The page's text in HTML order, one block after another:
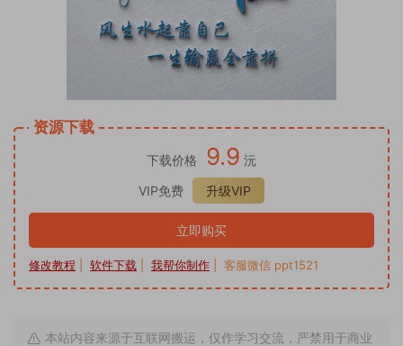
资源下载
下载价格 9.9 沅
VIP免费
升级VIP
立即购买
修改教程 软件下载 我帮你制作 | 客服微信 ppt1521
本站内容来源于互联网搬运，仅作学习交流，严禁用于商业